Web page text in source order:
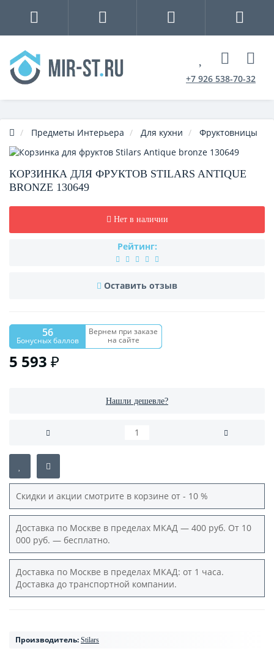
+7 926 538-70-32
Предметы Интерьера Для кухни Фруктовницы
КОРЗИНКА ДЛЯ ФРУКТОВ STILARS ANTIQUE
BRONZE 130649
Нет в наличии
Рейтинг:
Оставить отзыв
56
Бонусных баллов
Вернем при заказе
на сайте
5 593 ₽
Нашли дешевле?
Скидки и акции смотрите в корзине от - 10 %
Доставка по Москве в пределах МКАД — 400 руб. От 10
000 руб. — бесплатно.
Доставка по Москве в пределах МКАД: от 1 часа.
Доставка до транспортной компании.
Производитель: Stilars